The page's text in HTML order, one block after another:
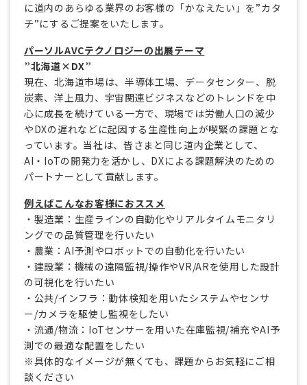
に道内のあらゆる業界のお客様の「かなえたい」を”カタ
チ”にするご提案をいたします。
パーソルAVCテクノロジーの出展テーマ
”北海道×DX”
現在、北海道市場は、半導体工場、データセンター、脱
炭素、洋上風力、宇宙関連ビジネスなどのトレンドを中
心に成長を続けている一方で、現場では労働人口の減少
やDXの遅れなどに起因する生産性向上が喫緊の課題とな
っています。当社は、皆さまと同じ道内企業として、
AI・IoTの開発力を活かし、DXによる課題解決のための
パートナーとして貢献します。
例えばこんなお客様におススメ
・製造業：生産ラインの自動化やリアルタイムモニタリ
ングでの品質管理を行いたい
・農業：AI予測やロボットでの自動化を行いたい
・建設業：機械の遠隔監視/操作やVR/ARを使用した設計
の可視化を行いたい
・公共/インフラ：動体検知を用いたシステムやセンサ
ー/カメラを駆使し監視をしたい
・流通/物流：IoTセンサーを用いた在庫監視/補充やAI予
測での最適な配置をしたい
※具体的なイメージが無くても、課題からお気軽にご相
談ください